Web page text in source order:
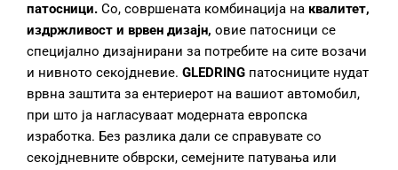
патосници. Со, совршената комбинација на квалитет,
издржливост и врвен дизајн, овие патосници се
специјално дизајнирани за потребите на сите возачи
и нивното секојдневие. GLEDRING патосниците нудат
врвна заштита за ентериерот на вашиот автомобил,
при што ја нагласуваат модерната европска
изработка. Без разлика дали се справувате со
секојдневните обврски, семејните патувања или